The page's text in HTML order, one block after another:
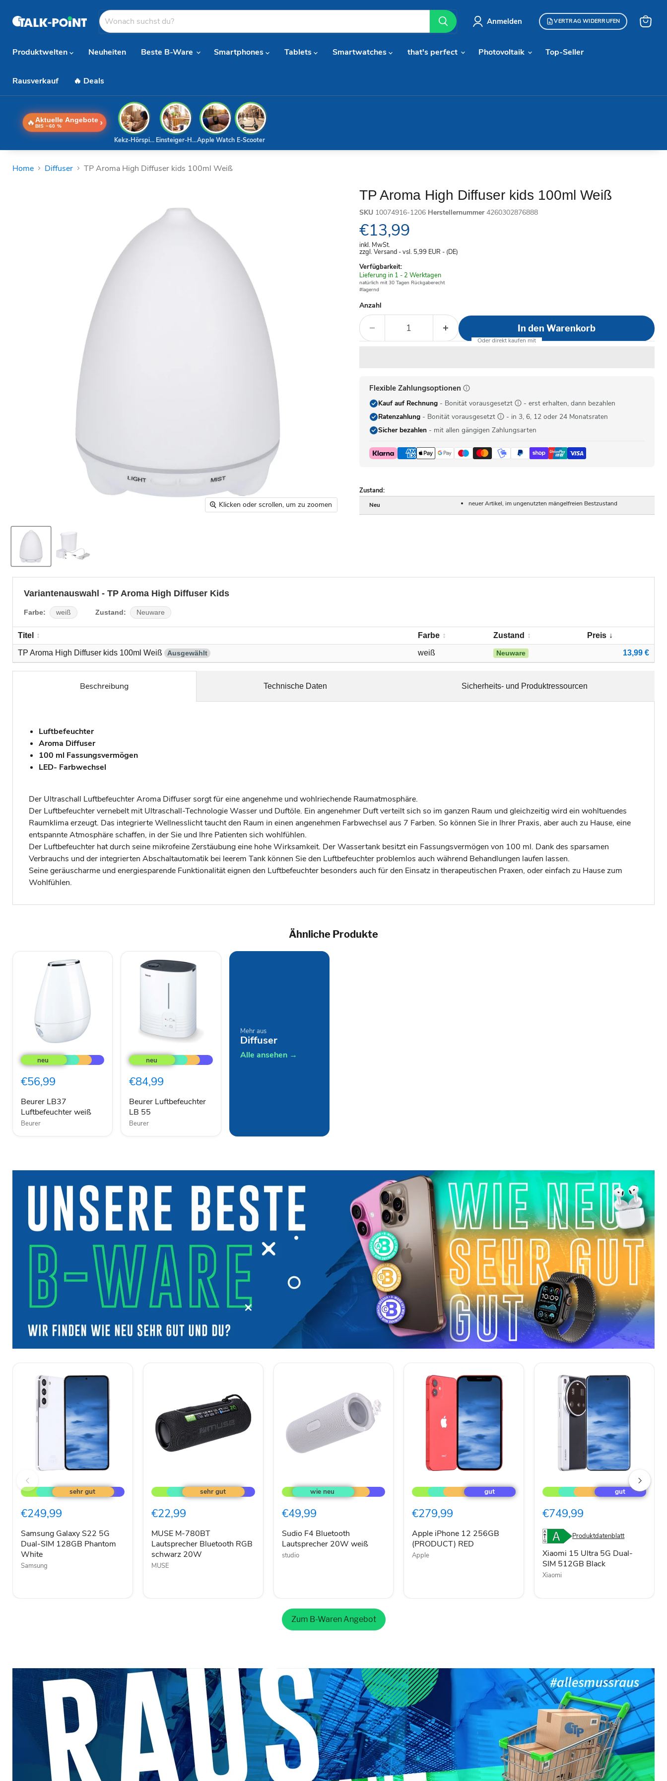
Anmelden VERTRAG WIDERRUFEN
Produktwelten
Neuheiten Beste B-Ware Smartphones Tablets Smartwatches that's perfect Photovoltaik Top-Seller
Rausverkauf 🔥 Deals
🔥 Aktuelle Angebote
BIS −60 % ›
E-Scooter
Apple Watch
Einsteiger-Handy
Kekz-Hörspiele
Home Diffuser TP Aroma High Diffuser kids 100ml Weiß
Klicken oder scrollen, um zu zoomen
TP Aroma High Diffuser kids 100ml Weiß
SKU 10074916-1206 Herstellernummer 4260302876888
Aktueller Preis
€13,99
inkl. MwSt.
zzgl. Versand - vsl. 5,99 EUR - (DE)
Verfügbarkeit:
Verfügbar
-
Lieferung in 1 - 2 Werktagen
natürlich mit 30 Tagen Rückgaberecht
#lagernd
Anzahl
In den Warenkorb
Flexible Zahlungsoptionen
Kauf auf Rechnung- Bonität vorausgesetzt
- erst erhalten, dann bezahlen
Ratenzahlung- Bonität vorausgesetzt
- in 3, 6, 12 oder 24 Monatsraten
Sicher bezahlen- mit allen gängigen Zahlungsarten
Zustand:
Neu neuer Artikel, im ungenutzten mängelfreien Bestzustand
Variantenauswahl - TP Aroma High Diffuser Kids
Farbe: weiß Zustand: Neuware
Titel Farbe Zustand Preis
TP Aroma High Diffuser kids 100ml Weiß Ausgewählt weiß Neuware 13,99 €
Beschreibung
Luftbefeuchter
Aroma Diffuser
100 ml Fassungsvermögen
LED- Farbwechsel
Der Ultraschall Luftbefeuchter Aroma Diffuser sorgt für eine angenehme und wohlriechende Raumatmosphäre.
Der Luftbefeuchter vernebelt mit Ultraschall-Technologie Wasser und Duftöle. Ein angenehmer Duft verteilt sich so im ganzen Raum und gleichzeitig wird ein wohltuendes
Raumklima erzeugt. Das integrierte Wellnesslicht taucht den Raum in einen angenehmen Farbwechsel aus 7 Farben. So können Sie in Ihrer Praxis, aber auch zu Hause, eine
entspannte Atmosphäre schaffen, in der Sie und Ihre Patienten sich wohlfühlen.
Der Luftbefeuchter hat durch seine mikrofeine Zerstäubung eine hohe Wirksamkeit. Der Wassertank besitzt ein Fassungsvermögen von 100 ml. Dank des sparsamen
Verbrauchs und der integrierten Abschaltautomatik bei leerem Tank können Sie den Luftbefeuchter problemlos auch während Behandlungen laufen lassen.
Seine geräuscharme und energiesparende Funktionalität eignen den Luftbefeuchter besonders auch für den Einsatz in therapeutischen Praxen, oder einfach zu Hause zum
Wohlfühlen.
Technische Daten Sicherheits- und Produktressourcen
Ähnliche Produkte
LB37
Luftbefeuchter
€56,99
Beurer LB37
Luftbefeuchter weiß
Beurer
Luftbefeuchter
LB
€84,99
Beurer Luftbefeuchter
LB 55
Beurer
Mehr aus
Diffuser
Alle ansehen →
Samsung
Galaxy
S22
Dual-
128GB
Phantom
White
€249,99
Samsung Galaxy S22 5G
Dual-SIM 128GB Phantom
White
Samsung
M-
780BT
Bluetooth
schwarz
20W
€22,99
MUSE M-780BT
Lautsprecher Bluetooth RGB
schwarz 20W
MUSE
F4
Bluetooth
20W
€49,99
Sudio F4 Bluetooth
Lautsprecher 20W weiß
studio
iPhone
12
(PRODUCT)
€279,99
Apple iPhone 12 256GB
(PRODUCT) RED
Apple
15
Ultra
Dual-
512GB
Black
€749,99
Produktdatenblatt
Xiaomi 15 Ultra 5G Dual-
SIM 512GB Black
Xiaomi
Zum B-Waren Angebot